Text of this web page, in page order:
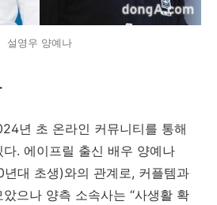
설영우 양예나
년 초 온라인 커뮤니티를 통해
. 에이프릴 출신 배우 양예나
대 초생)와의 관계로, 커플템과
으나 양측 소속사는 “사생활 확